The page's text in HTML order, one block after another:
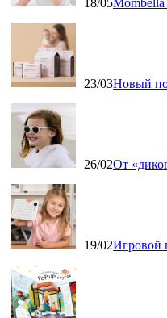
18/05Mombella
23/03Новый
26/02От
19/02Игровой